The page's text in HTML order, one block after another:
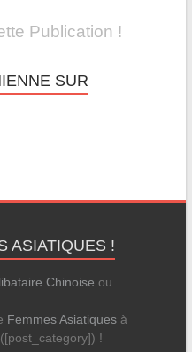
Publication !
SUR
ASIATIQUES !
Chinoise ou
Femmes Asiatiquesà
!